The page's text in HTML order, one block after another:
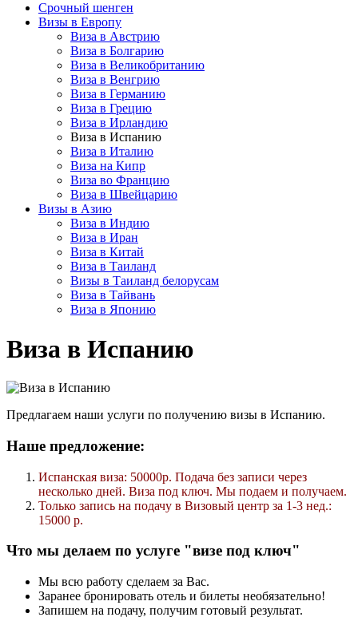
Срочный шенген
Визы в Европу
Виза в Австрию
Виза в Болгарию
Виза в Великобританию
Виза в Венгрию
Виза в Германию
Виза в Грецию
Виза в Ирландию
Виза в Испанию
Виза в Италию
Виза на Кипр
Виза во Францию
Виза в Швейцарию
Визы в Азию
Виза в Индию
Виза в Иран
Виза в Китай
Виза в Таиланд
Визы в Таиланд белорусам
Виза в Тайвань
Виза в Японию
Виза в Испанию
Предлагаем наши услуги по получению визы в Испанию.
Наше предложение:
Испанская виза: 50000р. Подача без записи через
несколько дней. Виза под ключ. Мы подаем и получаем.
Только запись на подачу в Визовый центр за 1-3 нед.:
15000 р.
Что мы делаем по услуге "визе под ключ"
Мы всю работу сделаем за Вас.
Заранее бронировать отель и билеты необязательно!
Запишем на подачу, получим готовый результат.